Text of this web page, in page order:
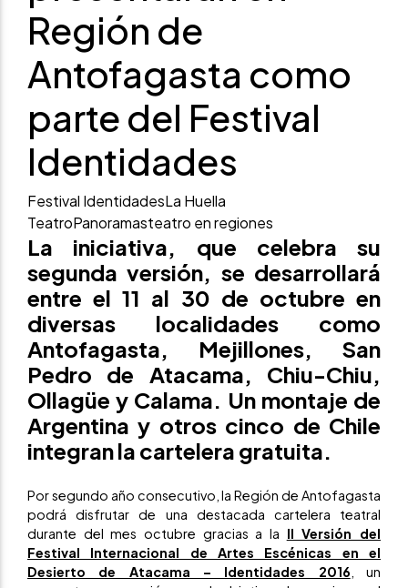
Región de
Antofagasta como
parte del Festival
Identidades
Festival IdentidadesLa Huella
TeatroPanoramasteatro en regiones
La iniciativa, que celebra su
segunda versión, se desarrollará
entre el 11 al 30 de octubre en
diversas localidades como
Antofagasta, Mejillones, San
Pedro de Atacama, Chiu-Chiu,
Ollagüe y Calama. Un montaje de
Argentina y otros cinco de Chile
integran la cartelera gratuita.
Por segundo año consecutivo, la Región de Antofagasta
podrá disfrutar de una destacada cartelera teatral
durante del mes octubre gracias a la II Versión del
Festival Internacional de Artes Escénicas en el
Desierto de Atacama – Identidades 2016 , un